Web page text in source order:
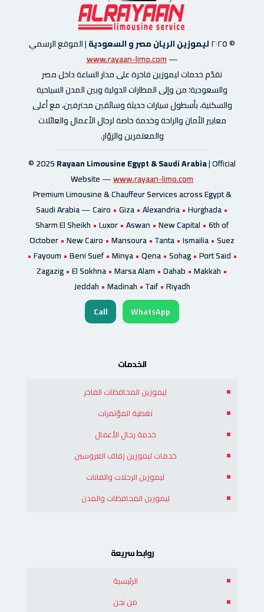
© ٢٠٢٥ ليموزين الريان مصر و السعودية|الموقع الرسمي
—
www.rayaan-limo.com
نقدّم خدمات ليموزين فاخرة على مدار الساعة داخل مصر
والسعودية؛ من وإلى المطارات الدولية وبين المدن السياحية
والسكنية، بأسطول سيارات حديثة وسائقين محترفين، مع أعلى
معايير الأمان والراحة وخدمة خاصة لرجال الأعمال والعائلات
والمعتمرين والزوّار.
© 2025Rayaan Limousine Egypt & Saudi Arabia| Official
Website —www.rayaan-limo.com
Premium Limousine & Chauffeur Services across Egypt &
Saudi Arabia —Cairo •Giza•Alexandria•Hurghada•
Sharm El Sheikh •Luxor•Aswan •New Capital •6th of
October•New Cairo •Mansoura•Tanta•Ismailia•Suez
•Fayoum •Beni Suef•Minya•Qena•Sohag•Port Said •
Zagazig•El Sokhna•Marsa Alam •Dahab •Makkah •
Jeddah •Madinah •Taif•Riyadh
WhatsApp
Call
الخدمات
ليموزين المحافظات الفاخر
تغطية المؤتمرات
خدمة رجال الأعمال
خدمات ليموزين زفاف العروسين
ليموزين الرحلات والفانات
ليموزين المحافظات والمدن
روابط سريعة
الرئيسية
من نحن